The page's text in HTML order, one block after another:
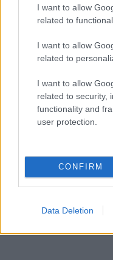
I want to allow
related to
I want to allow
related to
I want to allow
related to security,
functionality and
user protection.
CONFIRM
Data Deletion